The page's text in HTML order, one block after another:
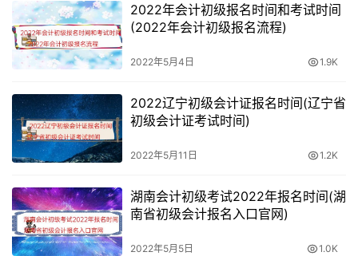
《初级会计实务》科目考试时长为105分钟，《经济法基
础》科目考试时长为75分钟，两个科目连续考试，时间不
2022年会计初级报名时间和考试时间
(2022年会计初级报名流程)
2022年5月4日 1.9K
2022辽宁初级会计证报名时间(辽宁省
初级会计证考试时间)
2022年5月11日 1.2K
湖南会计初级考试2022年报名时间(湖
南省初级会计报名入口官网)
2022年5月5日 1.0K